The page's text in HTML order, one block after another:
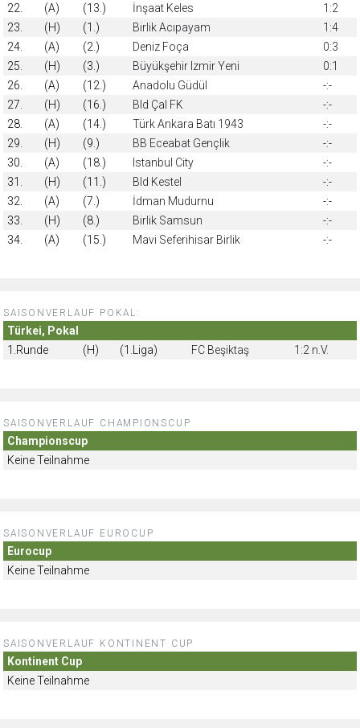
22.
(A) (13.) İnşaat Keles
1:2
23.
(H) (1.) Birlik Acıpayam
1:4
24.
(A) (2.) Deniz Foça
0:3
25.
(H) (3.) Büyükşehir Izmir Yeni
0:1
26.
(A) (12.) Anadolu Güdül
-:-
27.
(H) (16.) Bld Çal FK
-:-
28.
(A) (14.) Türk Ankara Batı 1943
-:-
29.
(H) (9.) BB Eceabat Gençlik
-:-
30.
(A) (18.) Istanbul City
-:-
31.
(H) (11.) Bld Kestel
-:-
32.
(A) (7.) İdman Mudurnu
-:-
33.
(H) (8.) Birlik Samsun
-:-
34.
(A) (15.) Mavi Seferihisar Birlik -:-
SAISONVERLAUF POKAL:
Türkei, Pokal
1.Runde
(H) (1.Liga) FC Beşiktaş 1:2 n.V.
SAISONVERLAUF CHAMPIONSCUP
Championscup
Keine Teilnahme
SAISONVERLAUF EUROCUP
Eurocup
Keine Teilnahme
SAISONVERLAUF KONTINENT CUP
Kontinent Cup
Keine Teilnahme